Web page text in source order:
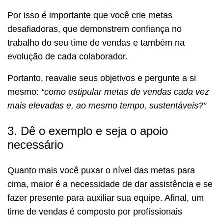
Por isso é importante que você crie metas
desafiadoras, que demonstrem confiança no
trabalho do seu time de vendas e também na
evolução de cada colaborador.
Portanto, reavalie seus objetivos e pergunte a si
mesmo: “como estipular metas de vendas cada vez
mais elevadas e, ao mesmo tempo, sustentáveis?”
3. Dê o exemplo e seja o apoio
necessário
Quanto mais você puxar o nível das metas para
cima, maior é a necessidade de dar assistência e se
fazer presente para auxiliar sua equipe. Afinal, um
time de vendas é composto por profissionais